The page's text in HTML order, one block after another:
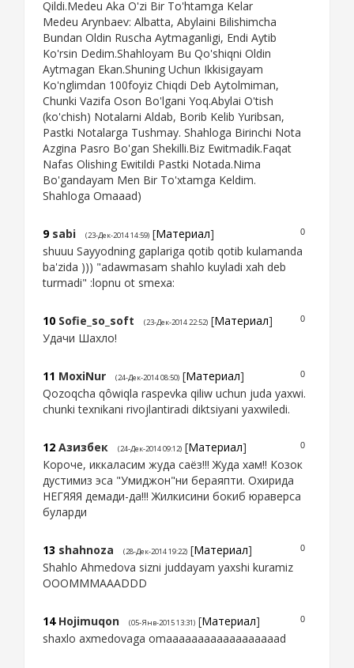
Qildi.Medeu Aka O'zi Bir To'htamga Kelar
Medeu Arynbaev: Albatta, Abylaini Bilishimcha
Bundan Oldin Ruscha Aytmaganligi, Endi Aytib
Ko'rsin Dedim.Shahloyam Bu Qo'shiqni Oldin
Aytmagan Ekan.Shuning Uchun Ikkisigayam
Ko'nglimdan 100foyiz Chiqdi Deb Aytolmiman,
Chunki Vazifa Oson Bo'lgani Yoq.Abylai O'tish
(ko'chish) Notalarni Aldab, Borib Kelib Yuribsan,
Pastki Notalarga Tushmay. Shahloga Birinchi Nota
Azgina Pasro Bo'gan Shekilli.Biz Ewitmadik.Faqat
Nafas Olishing Ewitildi Pastki Notada.Nima
Bo'gandayam Men Bir To'xtamga Keldim.
Shahloga Omaaad)
0
9 sabi (23-Дек-2014 14:59) [Материал]
shuuu Sayyodning gaplariga qotib qotib kulamanda
ba'zida ))) "adawmasam shahlo kuyladi xah deb
turmadi" :lopnu ot smexa:
0
10 Sofie_so_soft (23-Дек-2014 22:52) [Материал]
Удачи Шахло!
0
11 MoxiNur (24-Дек-2014 08:50) [Материал]
Qozoqcha qôwiqla raspevka qiliw uchun juda yaxwi.
chunki texnikani rivojlantiradi diktsiyani yaxwiledi.
0
12 Азизбек (24-Дек-2014 09:12) [Материал]
Короче, иккаласим жуда саёз!!! Жуда хам!! Козок
дустимиз эса "Умиджон"ни бераяпти. Охирида
НЕГЯЯЯ демади-да!!! Жилкисини бокиб юраверса
буларди
0
13 shahnoza (28-Дек-2014 19:22) [Материал]
Shahlo Ahmedova sizni juddayam yaxshi kuramiz
OOOMMMAAADDD
0
14 Hojimuqon (05-Янв-2015 13:31) [Материал]
shaxlo axmedovaga omaaaaaaaaaaaaaaaaaad